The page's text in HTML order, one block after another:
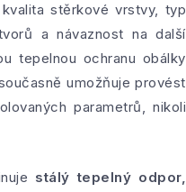
stěrkové vrstvy, typ
a návaznost na další
tepelnou ochranu obálky
umožňuje provést
parametrů, nikoli
stálý tepelný odpor,